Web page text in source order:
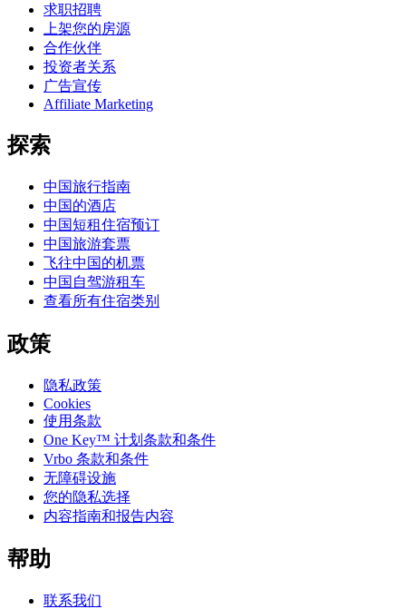
求职招聘
上架您的房源
合作伙伴
投资者关系
广告宣传
Affiliate Marketing
探索
中国旅行指南
中国的酒店
中国短租住宿预订
中国旅游套票
飞往中国的机票
中国自驾游租车
查看所有住宿类别
政策
隐私政策
Cookies
使用条款
One Key™ 计划条款和条件
Vrbo 条款和条件
无障碍设施
您的隐私选择
内容指南和报告内容
帮助
联系我们